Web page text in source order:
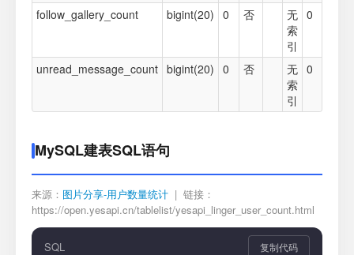
follow_gallery_count bigint(20) 0 否
无
索
引
0
unread_message_count bigint(20) 0 否
无
索
引
0
MySQL建表SQL语句
来源： 图片分享-用户数量统计 | 链接：
https://open.yesapi.cn/tablelist/yesapi_linger_user_count.html
SQL 复制代码